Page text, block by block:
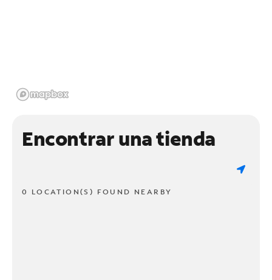
Encontrar una tienda
0 LOCATION(S) FOUND NEARBY